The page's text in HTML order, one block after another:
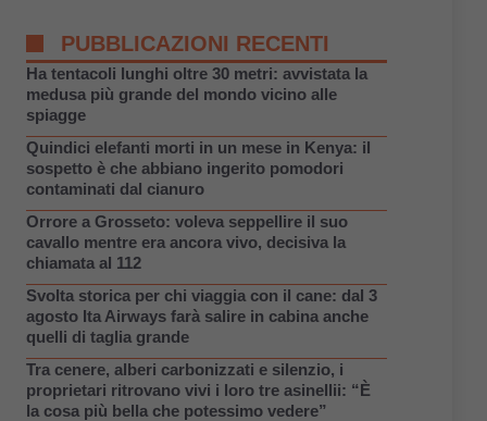
PUBBLICAZIONI RECENTI
Ha tentacoli lunghi oltre 30 metri: avvistata la
medusa più grande del mondo vicino alle
spiagge
Quindici elefanti morti in un mese in Kenya: il
sospetto è che abbiano ingerito pomodori
contaminati dal cianuro
Orrore a Grosseto: voleva seppellire il suo
cavallo mentre era ancora vivo, decisiva la
chiamata al 112
Svolta storica per chi viaggia con il cane: dal 3
agosto Ita Airways farà salire in cabina anche
quelli di taglia grande
Tra cenere, alberi carbonizzati e silenzio, i
proprietari ritrovano vivi i loro tre asinellii: “È
la cosa più bella che potessimo vedere”